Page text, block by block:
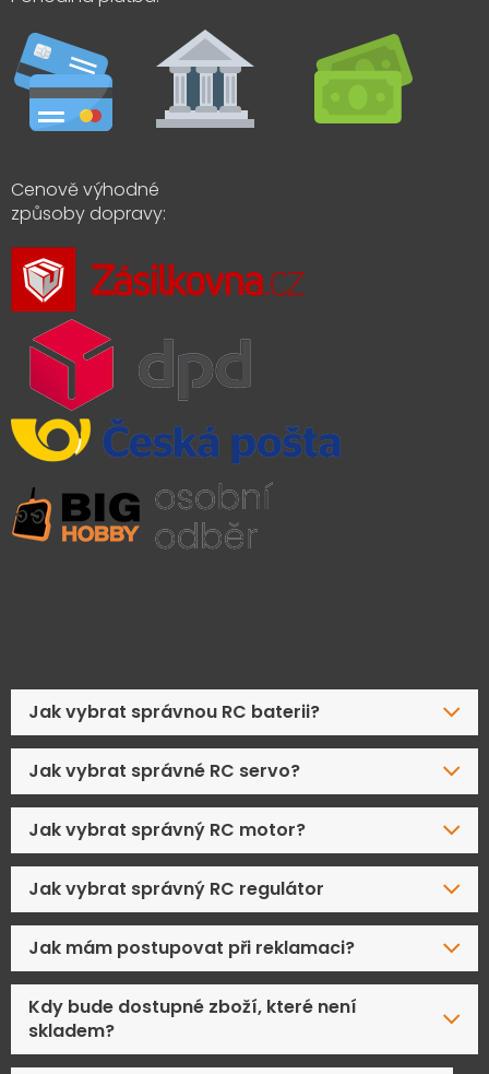
Cenově výhodné
způsoby dopravy:
Jak vybrat správnou RC baterii?
Jak vybrat správné RC servo?
Jak vybrat správný RC motor?
Jak vybrat správný RC regulátor
Jak mám postupovat při reklamaci?
Kdy bude dostupné zboží, které není
skladem?